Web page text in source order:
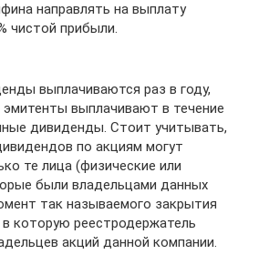
направлять на выплату
чистой прибыли.
выплачиваются раз в году,
выплачивают в течение
дивиденды. Стоит учитывать,
по акциям могут
те лица (физические или
были владельцами данных
так называемого закрытия
которую реестродержатель
акций данной компании.